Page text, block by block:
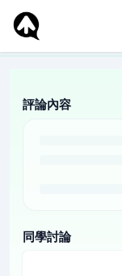
評論內容
同學討論